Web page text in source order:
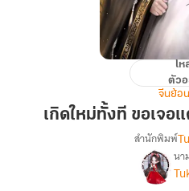
ทั้งที
โห
ตัว
จีนย้อ
เกิดใหม่ทั้งที ขอเจอ
เ
สำนักพิมพ์
นา